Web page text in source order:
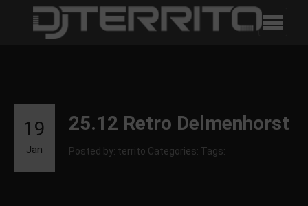
25.12 Retro Delmenhorst
Posted by: territo Categories: Tags:
19
Jan